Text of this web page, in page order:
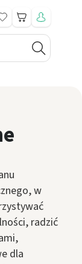
Koszyk
w
radzić
dla